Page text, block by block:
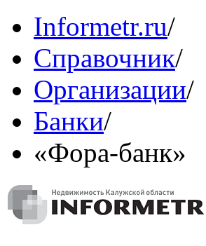
Informetr.ru/
Справочник/
Организации/
Банки/
«Фора-банк»